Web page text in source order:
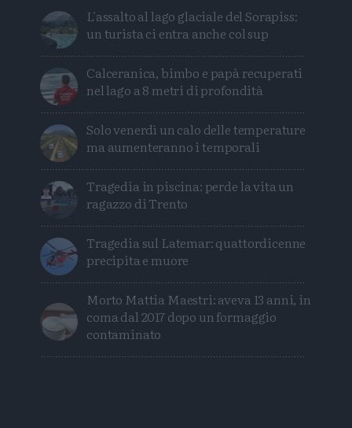
L'assalto al lago glaciale del Sorapiss:
un turista ci entra anche col sup
Calceranica, bimbo e papà recuperati
nel lago a 8 metri di profondità
Solo venerdì un calo delle temperature
ma aumenteranno i temporali
Tragedia in piscina: perde la vita un
ragazzo di Trento
Tragedia sul Latemar: quattordicenne
precipita e muore
Morto Mattia Maestri: aveva 13 anni, in
coma dal 2017 dopo un formaggio
contaminato